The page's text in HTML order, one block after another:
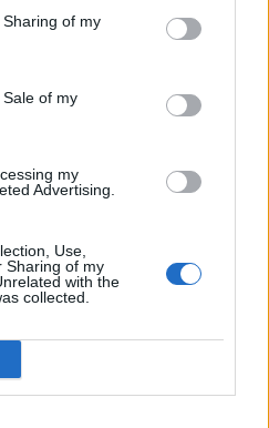
of my
of my
my
Advertising.
Use,
Sharing of my
with the
collected.
προς Χατζηδάκη: Στηρίξτε
την περιφέρεια – μειώσ…
Χθες.
2026 - Κανένα σχόλιο